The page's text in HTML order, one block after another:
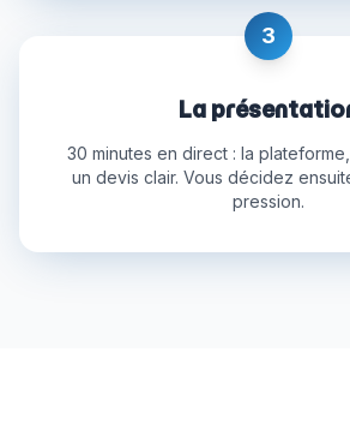
3
La
30 minutes en direct : la
un devis clair. Vous décidez
pression.